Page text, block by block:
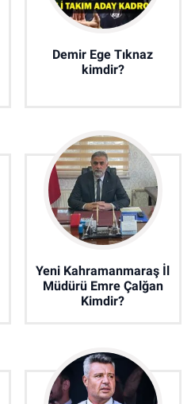
Demir Ege Tıknaz
kimdir?
Yeni Kahramanmaraş İl
Müdürü Emre Çalğan
Kimdir?